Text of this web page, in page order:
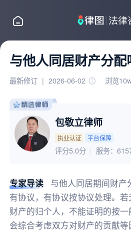
与他人同居财产分配
最新修订 | 2026-06-02 浏览
包敬立律师
执业认证 平台保障
评分5.0分 服务：
专家导读
与他人同居期间财产
有协议，有协议按协议处理。
财产的归个人，不能证明的按
会综合考虑双方对财产的贡献